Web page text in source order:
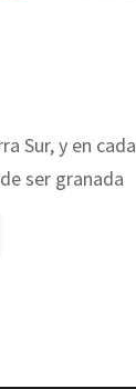
Sur, y en cada
ser granada